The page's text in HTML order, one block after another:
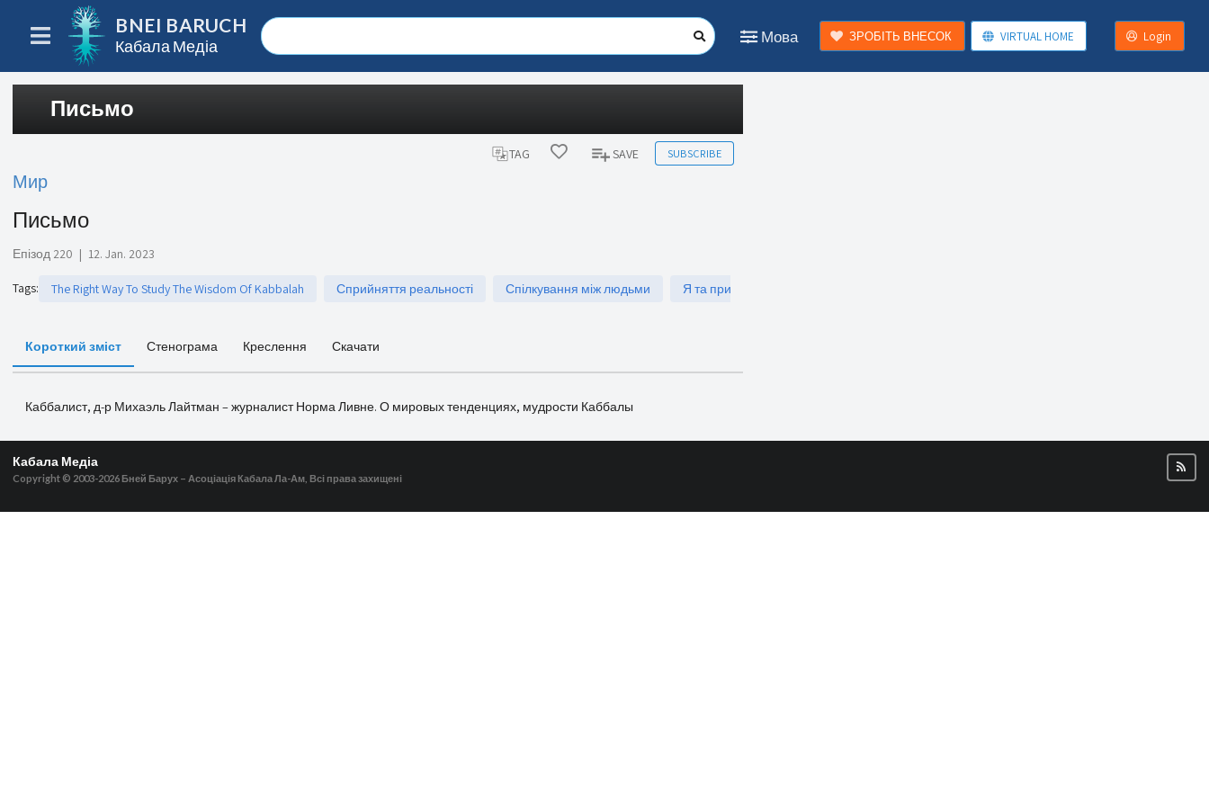
BNEI BARUCH
Кабала Медіа
Мова ЗРОБІТЬ ВНЕСОК VIRTUAL HOME Login
Письмо
TAG SAVE SUBSCRIBE
Мир
Письмо
Епізод 220 | 12. Jan. 2023
Tags: The Right Way To Study The Wisdom Of Kabbalah Сприйняття реальності Спілкування між людьми Я та природа
Короткий зміст Стенограма Креслення Скачати
Каббалист, д-р Михаэль Лайтман – журналист Норма Ливне. О мировых тенденциях, мудрости Каббалы
Кабала Медіа
Copyright © 2003-2026 Бней Барух – Асоціація Кабала Ла-Ам, Всі права захищені